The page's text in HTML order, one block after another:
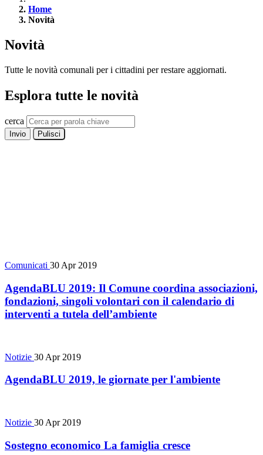
Home
Novità
Novità
Tutte le novità comunali per i cittadini per restare aggiornati.
Esplora tutte le novità
cerca
Invio Pulisci
Comunicati 30 Apr 2019
AgendaBLU 2019: Il Comune coordina associazioni,
fondazioni, singoli volontari con il calendario di
interventi a tutela dell’ambiente
Notizie 30 Apr 2019
AgendaBLU 2019, le giornate per l'ambiente
Notizie 30 Apr 2019
Sostegno economico La famiglia cresce